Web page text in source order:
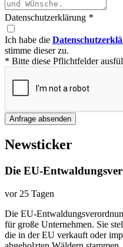
Datenschutzerklärung *
Ich habe die
stimme dieser zu.
* Bitte diese Pflichtfelder
Anfrage absenden
Newsticker
Die EU-
vor 25 Tagen
Die EU-
für große Unternehmen. Sie
die in der EU verkauft oder